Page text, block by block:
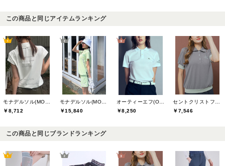
この商品と同じアイテムランキング
￥8,712
￥15,840
オーティーエフ(O.T.F)
￥8,250
￥7,546
この商品と同じブランドランキング